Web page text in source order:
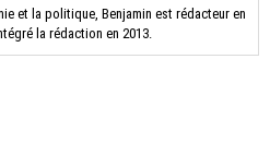
et la politique, Benjamin est rédacteur en
la rédaction en 2013.